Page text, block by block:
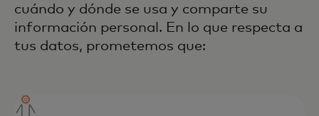
cuándo y dónde se usa y comparte su
información personal. En lo que respecta a
tus datos, prometemos que: